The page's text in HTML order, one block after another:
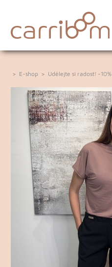
> E-shop > Udělejte si radost! -10%